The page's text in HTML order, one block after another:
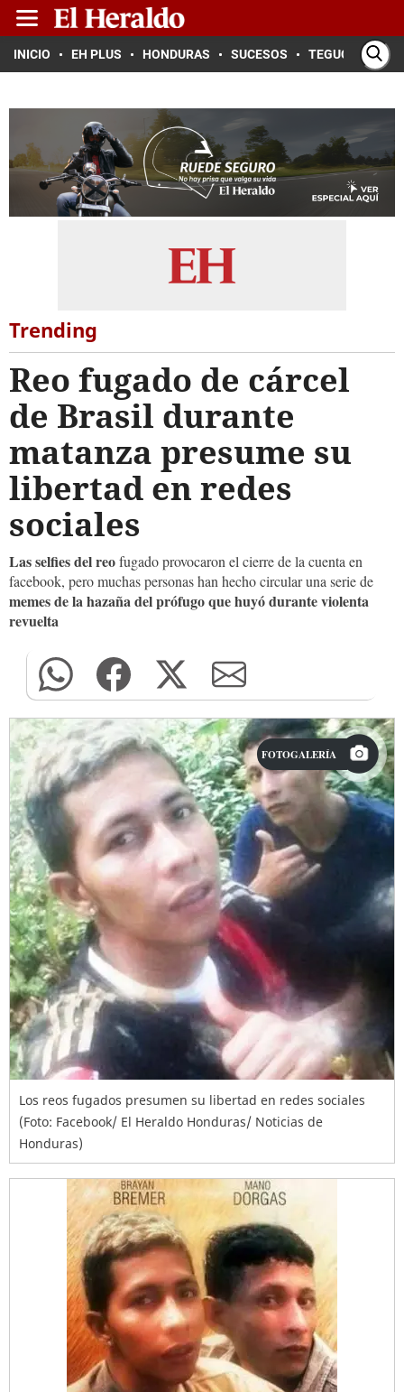
INICIO EH PLUS HONDURAS SUCESOS TEGUCIGALPA
Trending
Reo fugado de cárcel
de Brasil durante
matanza presume su
libertad en redes
sociales
Las selfies del reofugado provocaron el cierre de la cuenta en
facebook, pero muchas personas han hecho circular una serie de
memes de la hazaña del prófugo que huyó durante violenta
revuelta
FOTOGALERÍA
Los reos fugados presumen su libertad en redes sociales
(Foto: Facebook/ El Heraldo Honduras/ Noticias de
Honduras)